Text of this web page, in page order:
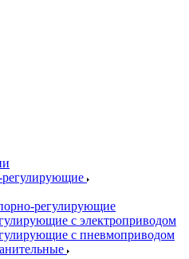
регулирующие
с электроприводом
с пневмоприводом